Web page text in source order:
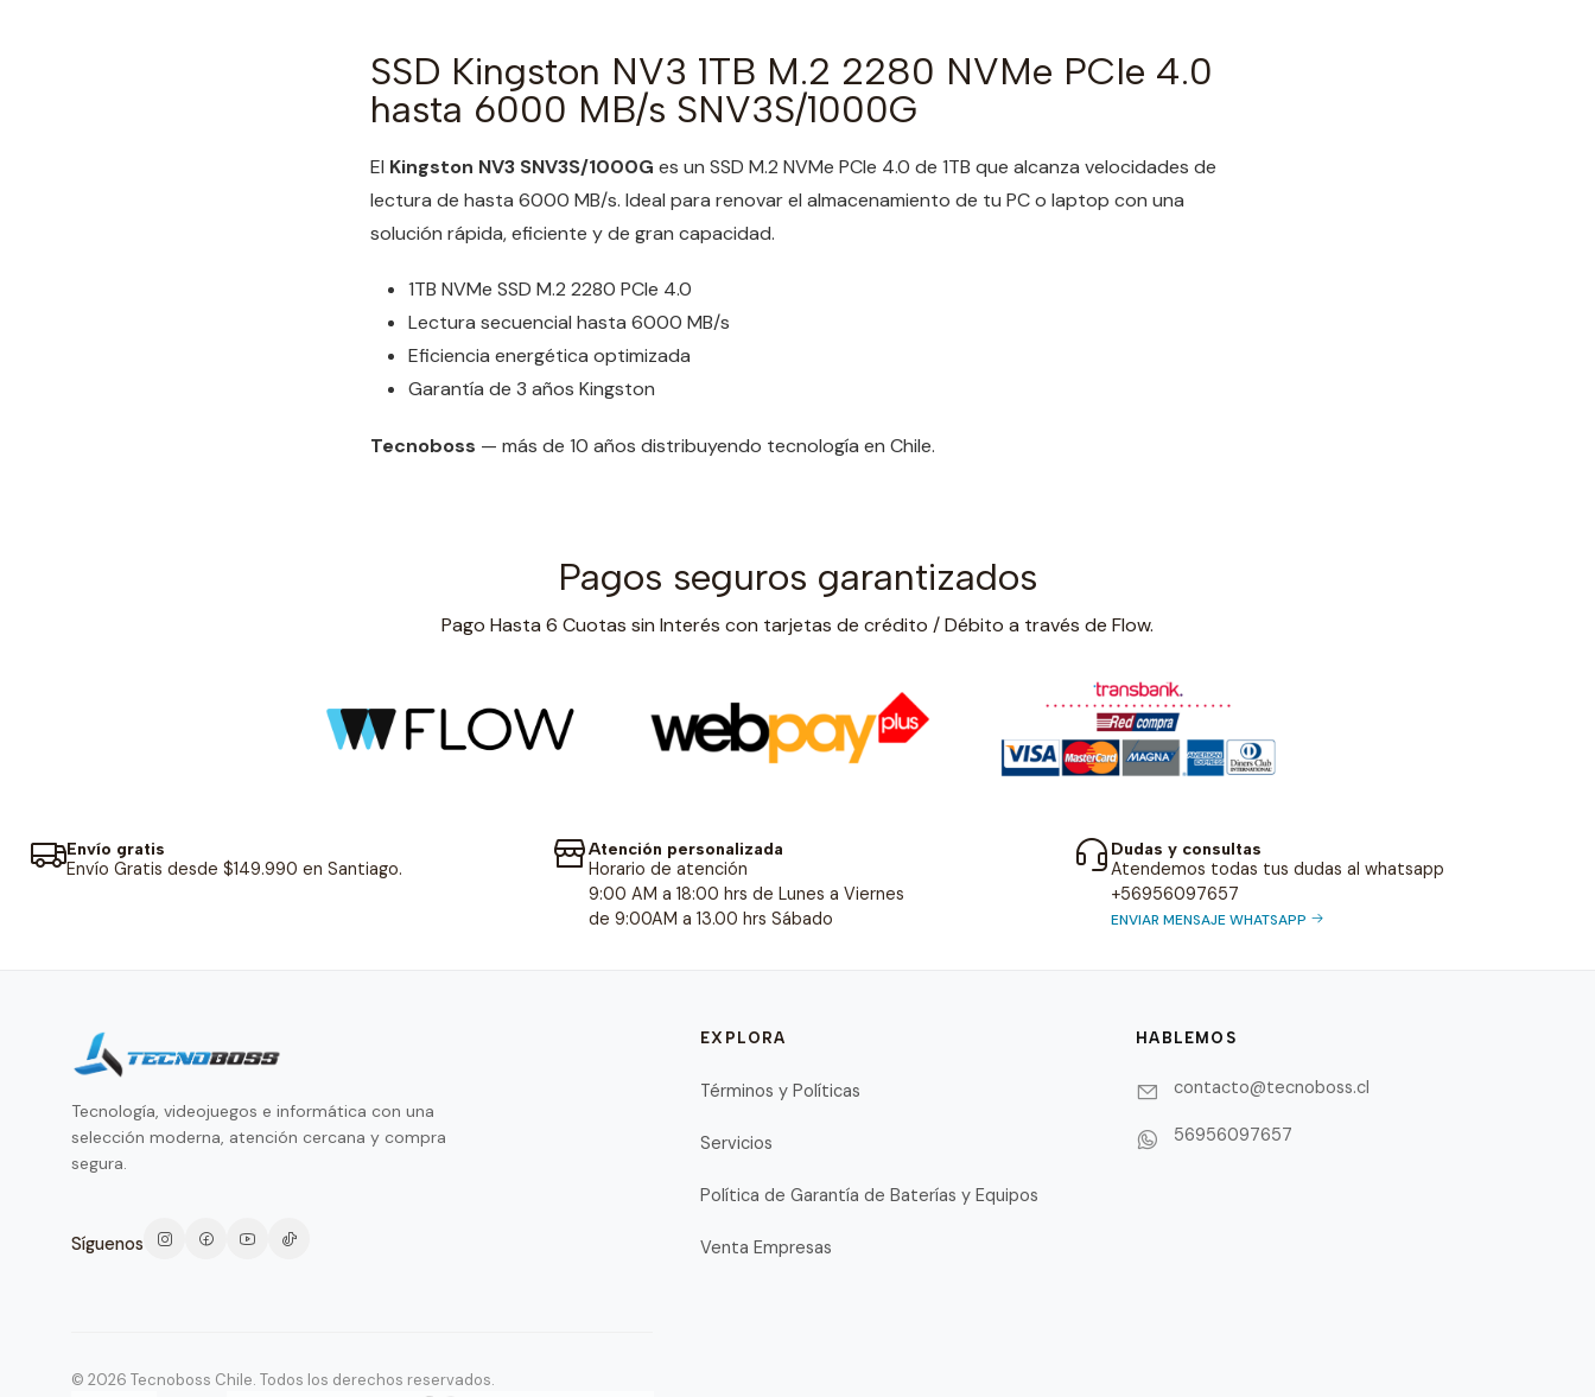
SSD Kingston NV3 1TB M.2 2280 NVMe PCIe 4.0
hasta 6000 MB/s SNV3S/1000G
El Kingston NV3 SNV3S/1000G es un SSD M.2 NVMe PCIe 4.0 de 1TB que alcanza velocidades de
lectura de hasta 6000 MB/s. Ideal para renovar el almacenamiento de tu PC o laptop con una
solución rápida, eficiente y de gran capacidad.
1TB NVMe SSD M.2 2280 PCIe 4.0
Lectura secuencial hasta 6000 MB/s
Eficiencia energética optimizada
Garantía de 3 años Kingston
Tecnoboss — más de 10 años distribuyendo tecnología en Chile.
Pagos seguros garantizados
Pago Hasta 6 Cuotas sin Interés con tarjetas de crédito / Débito a través de Flow.
Envío gratis
Envío Gratis desde $149.990 en Santiago.
Atención personalizada
Horario de atención
9:00 AM a 18:00 hrs de Lunes a Viernes
de 9:00AM a 13.00 hrs Sábado
Dudas y consultas
Atendemos todas tus dudas al whatsapp
+56956097657
ENVIAR MENSAJE WHATSAPP
Tecnología, videojuegos e informática con una
selección moderna, atención cercana y compra
segura.
Síguenos
EXPLORA
Términos y Políticas
Servicios
Política de Garantía de Baterías y Equipos
Venta Empresas
HABLEMOS
contacto@tecnoboss.cl
56956097657
© 2026 Tecnoboss Chile. Todos los derechos reservados.